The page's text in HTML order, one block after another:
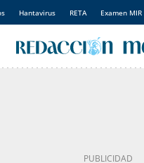
Hantavirus RETA Examen MIR